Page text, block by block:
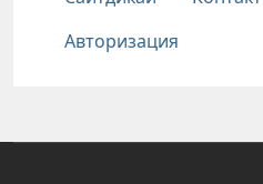
Авторизация